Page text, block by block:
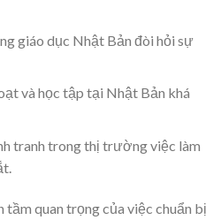
giáo dục Nhật Bản đòi hỏi sự
và học tập tại Nhật Bản khá
tranh trong thị trường việc làm
tầm quan trọng của việc chuẩn bị